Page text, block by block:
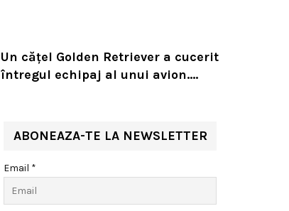
Un cățel Golden Retriever a cucerit
întregul echipaj al unui avion.
ABONEAZA-TE LA NEWSLETTER
Email *